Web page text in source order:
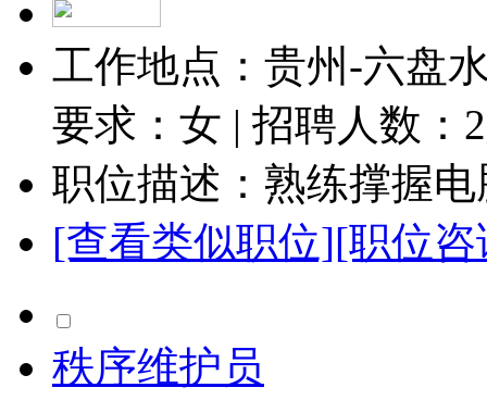
工作地点：贵州-六盘
要求：女 | 招聘人数： 2
职位描述：熟练撑握
[查看类似职位][职位
秩序维护员